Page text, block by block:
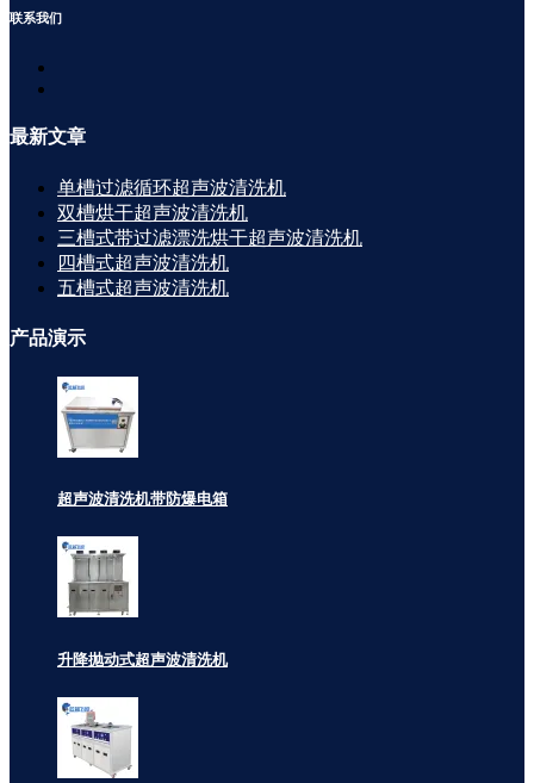
联系我们
最新文章
单槽过滤循环超声波清洗机
双槽烘干超声波清洗机
三槽式带过滤漂洗烘干超声波清洗机
四槽式超声波清洗机
五槽式超声波清洗机
产品演示
超声波清洗机带防爆电箱
升降抛动式超声波清洗机